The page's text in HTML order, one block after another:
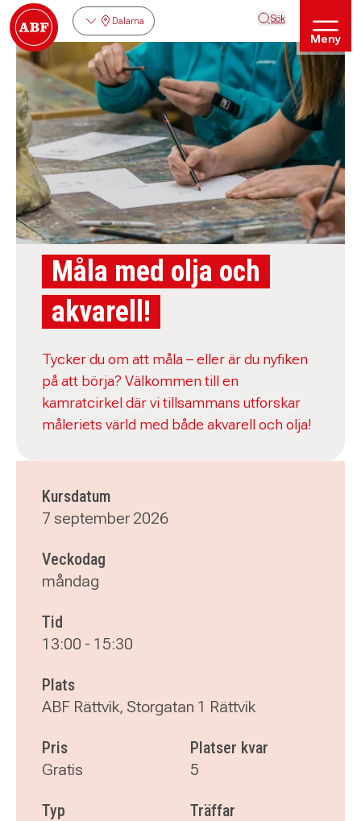
Dalarna Sök
Meny
Måla med olja och
akvarell!
Tycker du om att måla – eller är du nyfiken
på att börja? Välkommen till en
kamratcirkel där vi tillsammans utforskar
måleriets värld med både akvarell och olja!
Kursdatum
7 september 2026
Veckodag
måndag
Tid
13:00 - 15:30
Plats
ABF Rättvik, Storgatan 1 Rättvik
Pris
Gratis
Platser kvar
5
Typ
Träffar